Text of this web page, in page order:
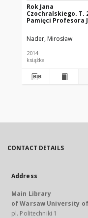
Rok Jana
Czochralskiego. T.
Pamięci Profesora
publikacji
Nader, Mirosław
2014
książka
CONTACT DETAILS
Address
Main Library
of Warsaw University
pl. Politechniki 1